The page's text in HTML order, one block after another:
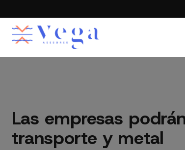
Las empresas
transporte y metal